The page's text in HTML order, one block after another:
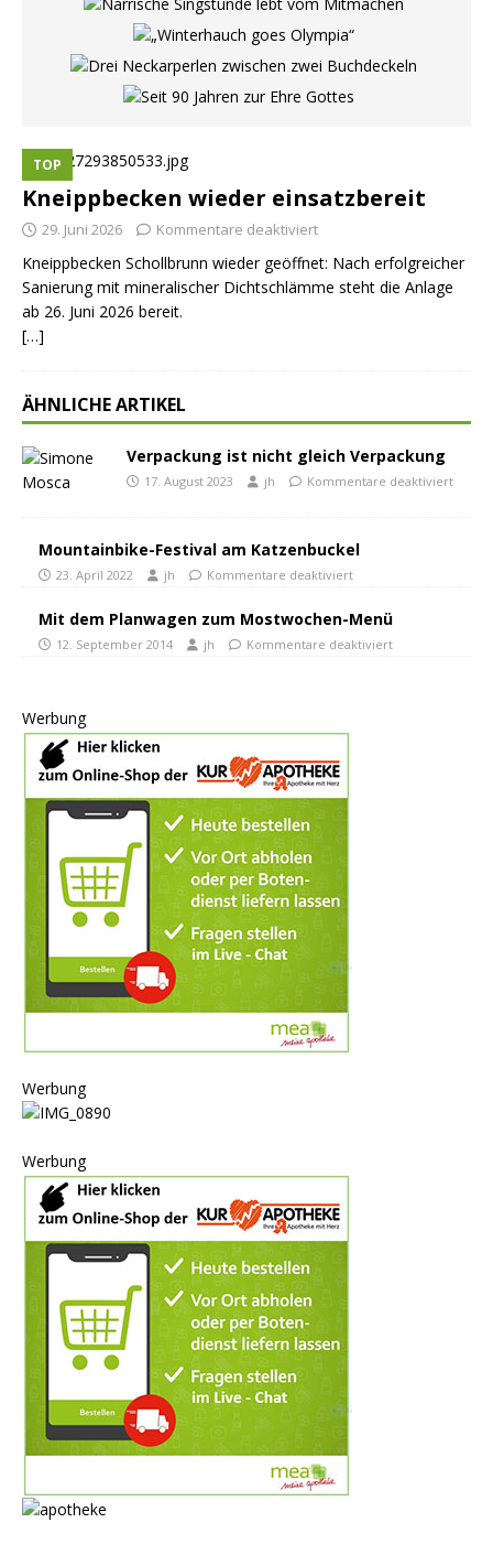
TOP
Kneippbecken wieder einsatzbereit
29. Juni 2026 Kommentare deaktiviert
Kneippbecken Schollbrunn wieder geöffnet: Nach erfolgreicher
Sanierung mit mineralischer Dichtschlämme steht die Anlage
ab 26. Juni 2026 bereit.
[…]
ÄHNLICHE ARTIKEL
Verpackung ist nicht gleich Verpackung
17. August 2023 jh Kommentare deaktiviert
Mountainbike-Festival am Katzenbuckel
23. April 2022 jh Kommentare deaktiviert
Mit dem Planwagen zum Mostwochen-Menü
12. September 2014 jh Kommentare deaktiviert
Werbung
Werbung
Werbung